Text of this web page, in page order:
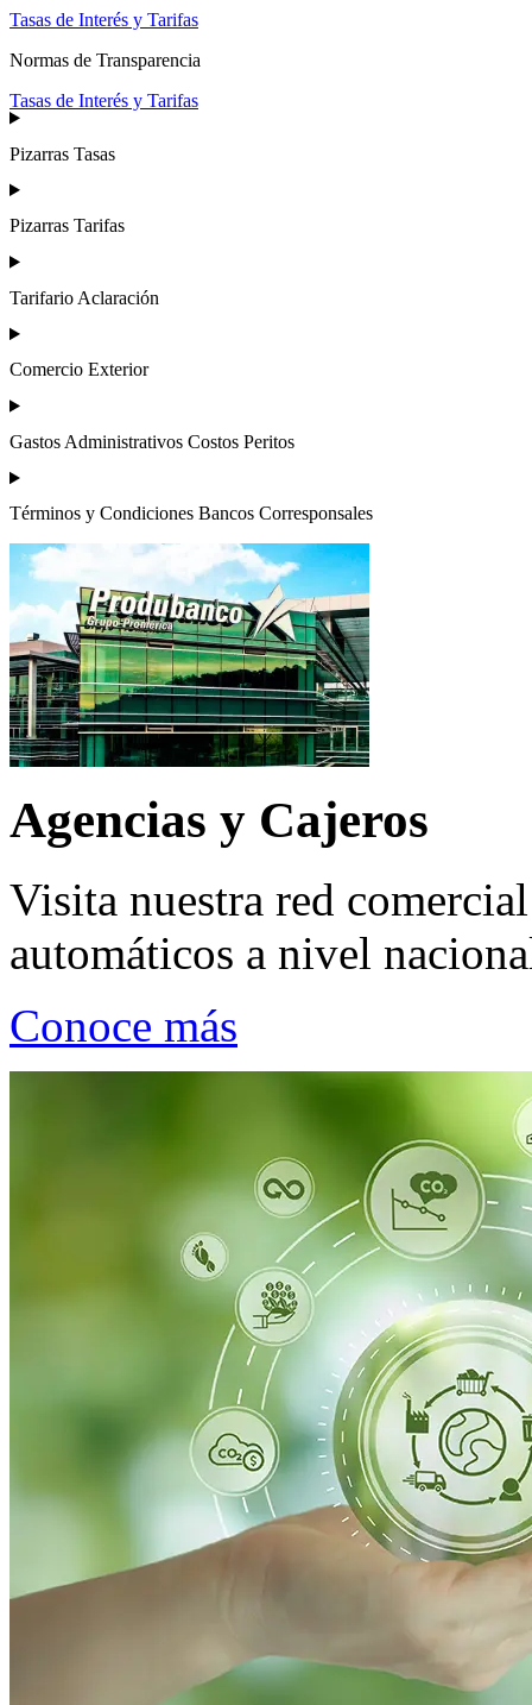
Tasas de Interés y Tarifas
Normas de Transparencia
Tasas de Interés y Tarifas
Pizarras Tasas
Pizarras Tarifas
Tarifario Aclaración
Comercio Exterior
Gastos Administrativos Costos Peritos
Términos y Condiciones Bancos Corresponsales
Agencias y Cajeros
Visita nuestra red
automáticos a nivel
Conoce más